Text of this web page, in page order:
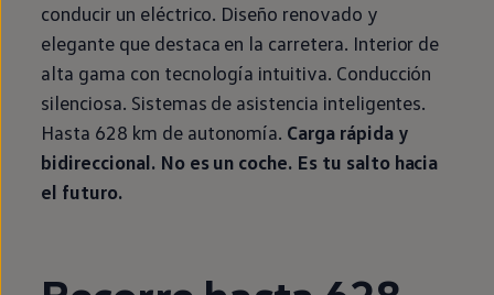
conducir un eléctrico. Diseño renovado y
elegante que destaca en la carretera. Interior de
alta gama con tecnología intuitiva. Conducción
silenciosa. Sistemas de asistencia inteligentes.
Hasta 628 km de autonomía. Carga rápida y
bidireccional. No es un coche. Es tu salto hacia
el futuro.
Enable fullscreen mode